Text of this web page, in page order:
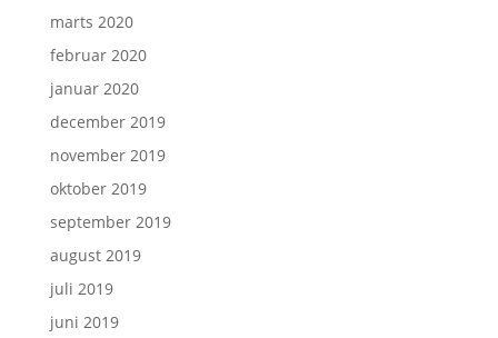
marts 2020
februar 2020
januar 2020
december 2019
november 2019
oktober 2019
september 2019
august 2019
juli 2019
juni 2019